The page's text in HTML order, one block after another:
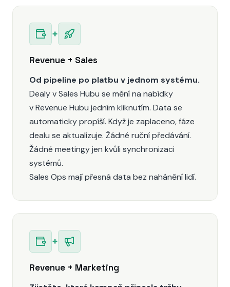
+
Revenue + Sales
Od pipeline po platbu v jednom systému.
Dealy v Sales Hubu se mění na nabídky
v Revenue Hubu jedním kliknutím. Data se
automaticky propíší. Když je zaplaceno, fáze
dealu se aktualizuje. Žádné ruční předávání.
Žádné meetingy jen kvůli synchronizaci
systémů.
Sales Ops mají přesná data bez nahánění lidí.
+
Revenue + Marketing